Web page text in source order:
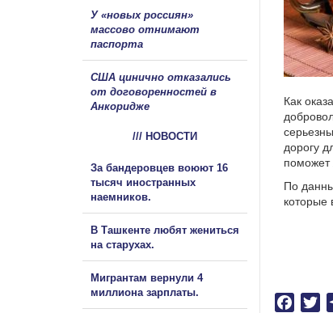
Как
дорогу
поможет
По
которые
У «новых россиян»
массово отнимают
паспорта
США цинично отказались
от договоренностей в
Анкоридже
/// НОВОСТИ
За бандеровцев воюют 16
тысяч иностранных
наемников.
В Ташкенте любят жениться
на старухах.
Мигрантам вернули 4
миллиона зарплаты.